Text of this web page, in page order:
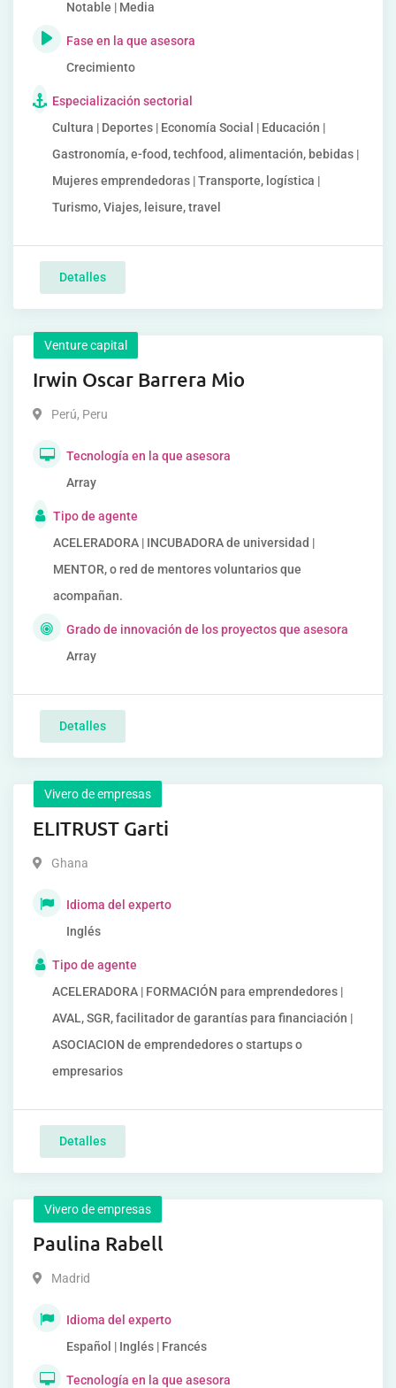
Notable | Media
Fase en la que asesora
Crecimiento
Especialización sectorial
Cultura | Deportes | Economía Social | Educación |
Gastronomía, e-food, techfood, alimentación, bebidas |
Mujeres emprendedoras | Transporte, logística |
Turismo, Viajes, leisure, travel
Detalles
Venture capital
Irwin Oscar Barrera Mio
Perú, Peru
Tecnología en la que asesora
Array
Tipo de agente
ACELERADORA | INCUBADORA de universidad |
MENTOR, o red de mentores voluntarios que
acompañan.
Grado de innovación de los proyectos que asesora
Array
Detalles
Vivero de empresas
ELITRUST Garti
Ghana
Idioma del experto
Inglés
Tipo de agente
ACELERADORA | FORMACIÓN para emprendedores |
AVAL, SGR, facilitador de garantías para financiación |
ASOCIACION de emprendedores o startups o
empresarios
Detalles
Vivero de empresas
Paulina Rabell
Madrid
Idioma del experto
Español | Inglés | Francés
Tecnología en la que asesora